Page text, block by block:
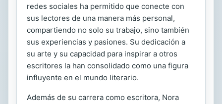
redes sociales ha permitido que conecte con
sus lectores de una manera más personal,
compartiendo no solo su trabajo, sino también
sus experiencias y pasiones. Su dedicación a
su arte y su capacidad para inspirar a otros
escritores la han consolidado como una figura
influyente en el mundo literario.
Además de su carrera como escritora, Nora